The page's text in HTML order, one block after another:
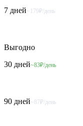
7 дней~179₽/день
Выгодно
30 дней~83₽/день
90 дней~87₽/день